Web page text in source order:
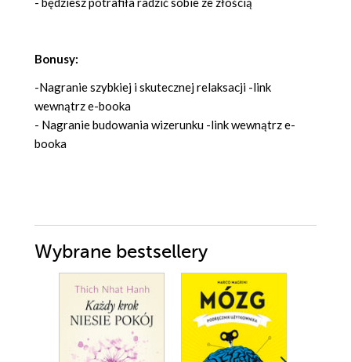
Bonusy:
-Nagranie szybkiej i skutecznej relaksacji -link
wewnątrz e-booka
- Nagranie budowania wizerunku -link wewnątrz e-
booka
Wybrane bestsellery